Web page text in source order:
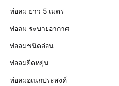
ท่อลม ยาว 5 เมตร
ท่อลม ระบายอากาศ
ท่อลมชนิดอ่อน
ท่อลมยืดหยุ่น
ท่อลมอเนกประสงค์